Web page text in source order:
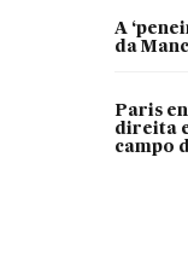
A
da
Paris
direita
campo